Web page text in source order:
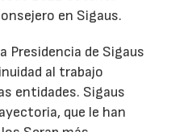
en Sigaus.
Presidencia de Sigaus
al trabajo
entidades. Sigaus
que le han